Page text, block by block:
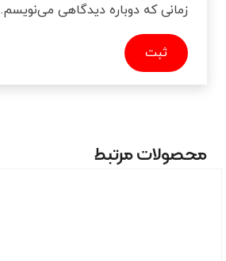
زمانی که دوباره دیدگاهی می‌نویسم.
محصولات مرتبط